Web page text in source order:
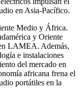
en Asia-Pacífico.
Medio y África.
y Oriente
LAMEA. Además,
e instalaciones
del mercado en
africana frena el
portátiles en la